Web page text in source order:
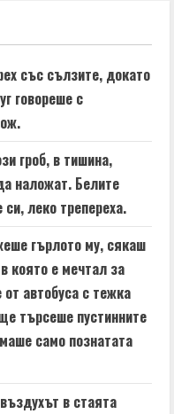
със сълзите, докато
говореше с
гроб, в тишина,
наложат. Белите
леко трепереха.
гърлото му, сякаш
която е мечтал за
автобуса с тежка
търсеше пустинните
само познатата
в стаята